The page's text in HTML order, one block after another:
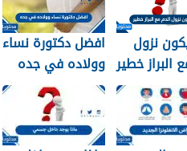
نزول
البراز خطير
افضل دكتورة نساء
وولاده في جده
2026